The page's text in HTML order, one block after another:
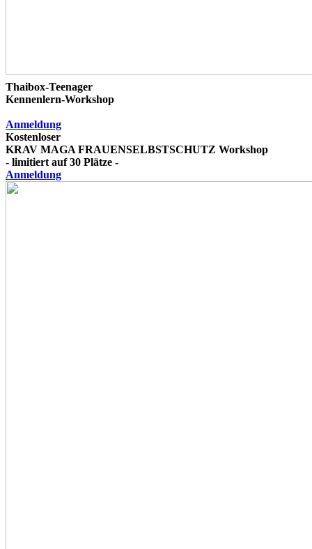
Thaibox-Teenager
Kennenlern-Workshop
Anmeldung
Kostenloser
KRAV MAGA FRAUENSELBSTSCHUTZ Workshop
- limitiert auf 30 Plätze -
Anmeldung